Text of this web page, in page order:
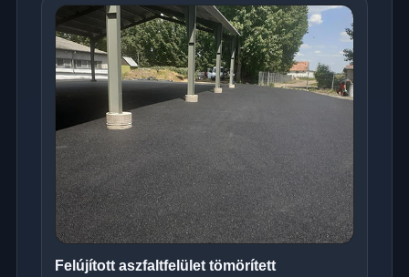
Felújított aszfaltfelület tömörített